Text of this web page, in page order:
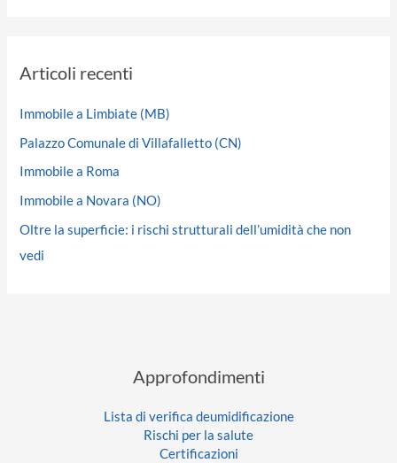
Articoli recenti
Immobile a Limbiate (MB)
Palazzo Comunale di Villafalletto (CN)
Immobile a Roma
Immobile a Novara (NO)
Oltre la superficie: i rischi strutturali dell’umidità che non
vedi
Approfondimenti
Lista di verifica deumidificazione
Rischi per la salute
Certificazioni